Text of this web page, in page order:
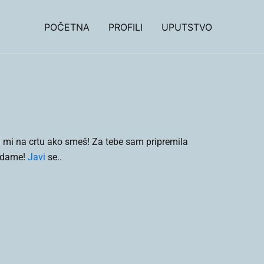
POČETNA PROFILI UPUTSTVO
na crtu ako smeš! Za tebe sam pripremila
Javi se..